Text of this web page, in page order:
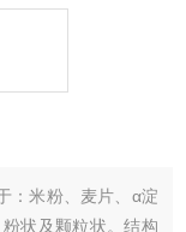
：米粉、麦片、α淀
状及颗粒状。结构